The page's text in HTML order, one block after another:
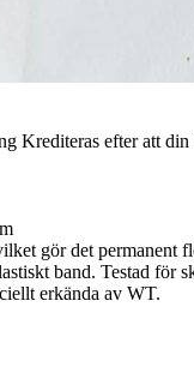
Krediteras efter att
gör det permanent
band. Testad för
erkända av WT.